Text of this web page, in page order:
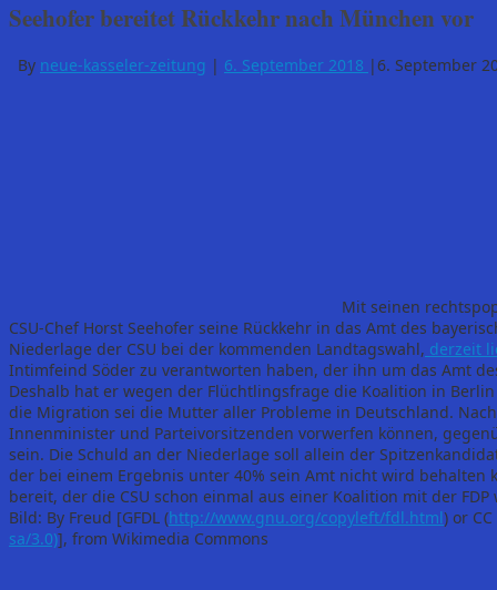
Seehofer bereitet Rückkehr nach München vor
By neue-kasseler-zeitung | 6. September 2018 |6. September
Mit seinen
CSU-Chef Horst Seehofer seine Rückkehr in das Amt des
Niederlage der CSU bei der kommenden Landtagswahl, derzeit
Intimfeind Söder zu verantworten haben, der ihn um das Amt
Deshalb hat er wegen der Flüchtlingsfrage die Koalition in
die Migration sei die Mutter aller Probleme in Deutschland.
Innenminister und Parteivorsitzenden vorwerfen können,
sein. Die Schuld an der Niederlage soll allein der
der bei einem Ergebnis unter 40% sein Amt nicht wird
bereit, der die CSU schon einmal aus einer Koalition mit der
Bild: By Freud [GFDL (http://www.gnu.org/copyleft/fdl.html) or CC
sa/3.0)], from Wikimedia Commons